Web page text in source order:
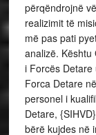
përqëndrojnë
realizimit të
më pas pati
analizë. Kështu
i Forcës
Forca Detare
personel i
Detare,
bërë kujdes në